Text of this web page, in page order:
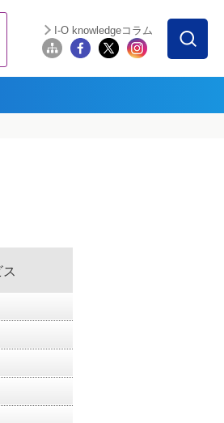
I-O knowledgeコラム